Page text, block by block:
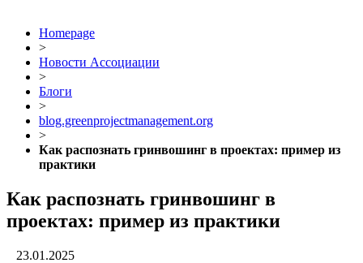
Homepage
>
Новости Ассоциации
>
Блоги
>
blog.greenprojectmanagement.org
>
Как распознать гринвошинг в проектах: пример из
практики
Как распознать гринвошинг в
проектах: пример из практики
23.01.2025